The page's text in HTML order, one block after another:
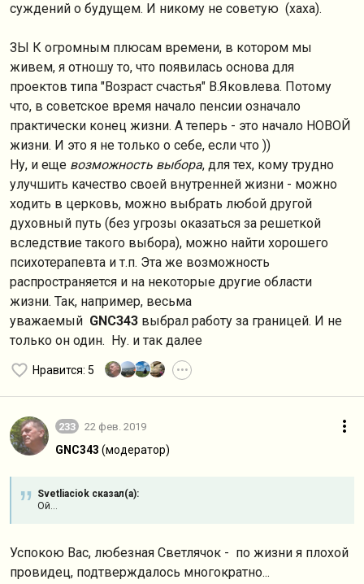
суждений о будущем. И никому не советую (хаха).
ЗЫ К огромным плюсам времени, в котором мы
живем, я отношу то, что появилась основа для
проектов типа "Возраст счастья" В.Яковлева. Потому
что, в советское время начало пенсии означало
практически конец жизни. А теперь - это начало НОВОЙ
жизни. И это я не только о себе, если что ))
Ну, и еще возможность выбора, для тех, кому трудно
улучшить качество своей внутренней жизни - можно
ходить в церковь, можно выбрать любой другой
духовный путь (без угрозы оказаться за решеткой
вследствие такого выбора), можно найти хорошего
психотерапевта и т.п. Эта же возможность
распространяется и на некоторые другие области
жизни. Так, например, весьма
уважаемый GNC343 выбрал работу за границей. И не
только он один. Ну. и так далее
Нравится: 5 •••
233 22 фев. 2019
GNC343 (модератор)
Svetliaciok сказал(а):
Ой...
Успокою Вас, любезная Светлячок - по жизни я плохой
провидец, подтверждалось многократно...